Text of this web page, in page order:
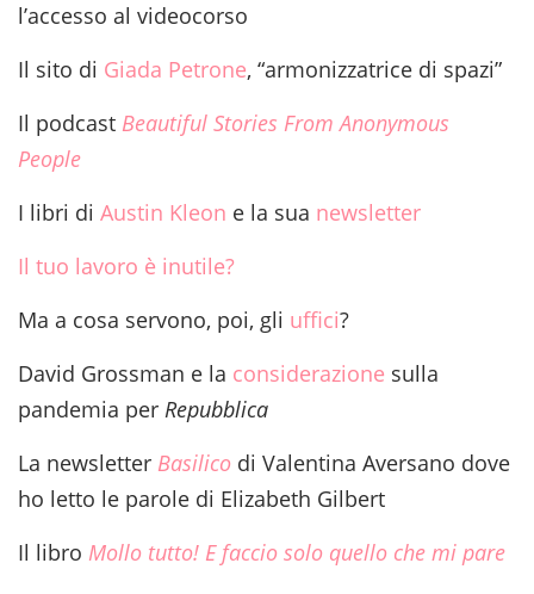
l’accesso al videocorso
Il sito di Giada Petrone, “armonizzatrice di spazi”
Il podcast Beautiful Stories From Anonymous
People
I libri di Austin Kleon e la sua newsletter
Il tuo lavoro è inutile?
Ma a cosa servono, poi, gli uffici?
David Grossman e la considerazione sulla
pandemia per Repubblica
La newsletter Basilico di Valentina Aversano dove
ho letto le parole di Elizabeth Gilbert
Il libro Mollo tutto! E faccio solo quello che mi pare